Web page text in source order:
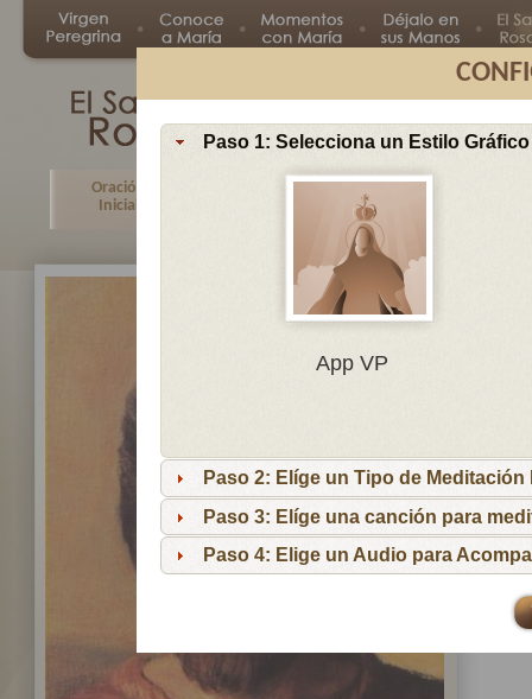
Paso 1: Selecciona un Estilo Gráfico
App VP
Paso 2: Elíge un Tipo de Meditación
Paso 3: Elíge una canción para
Paso 4: Elige un Audio para
Oración
Inicial
Misterio